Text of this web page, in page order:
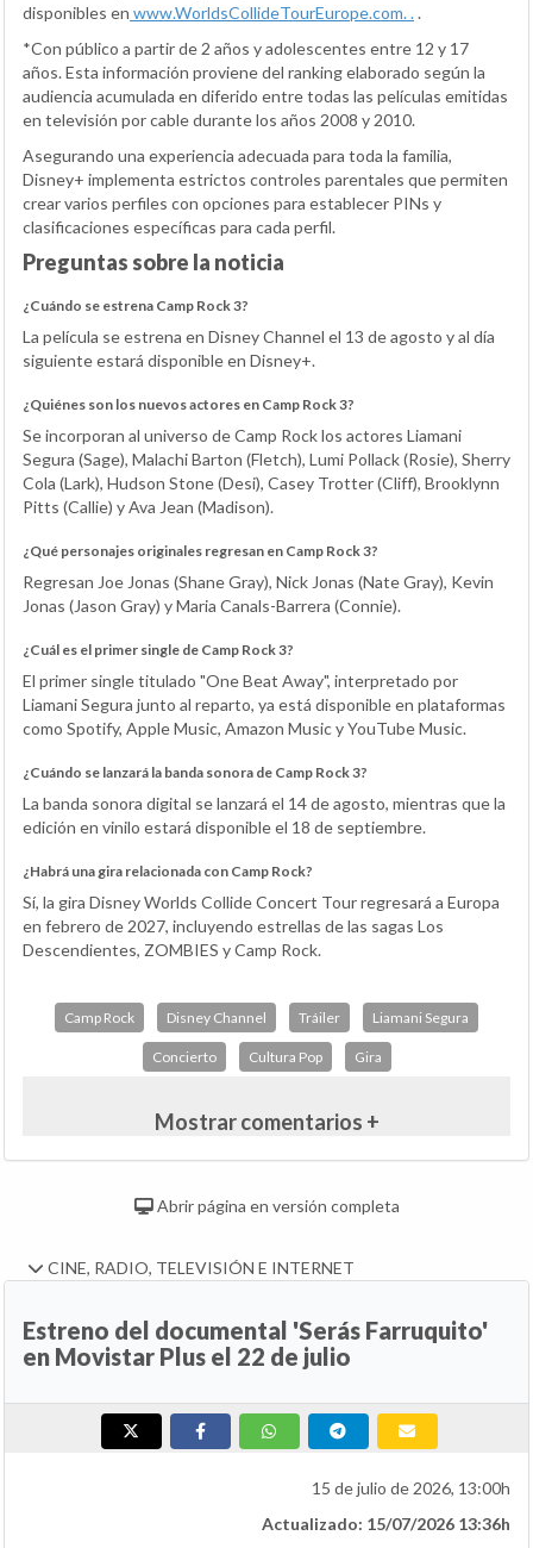
disponibles en www.WorldsCollideTourEurope.com...
*Con público a partir de 2 años y adolescentes entre 12 y 17
años. Esta información proviene del ranking elaborado según la
audiencia acumulada en diferido entre todas las películas emitidas
en televisión por cable durante los años 2008 y 2010.
Asegurando una experiencia adecuada para toda la familia,
Disney+ implementa estrictos controles parentales que permiten
crear varios perfiles con opciones para establecer PINs y
clasificaciones específicas para cada perfil.
Preguntas sobre la noticia
¿Cuándo se estrena Camp Rock 3?
La película se estrena en Disney Channel el 13 de agosto y al día
siguiente estará disponible en Disney+.
¿Quiénes son los nuevos actores en Camp Rock 3?
Se incorporan al universo de Camp Rock los actores Liamani
Segura (Sage), Malachi Barton (Fletch), Lumi Pollack (Rosie), Sherry
Cola (Lark), Hudson Stone (Desi), Casey Trotter (Cliff), Brooklynn
Pitts (Callie) y Ava Jean (Madison).
¿Qué personajes originales regresan en Camp Rock 3?
Regresan Joe Jonas (Shane Gray), Nick Jonas (Nate Gray), Kevin
Jonas (Jason Gray) y Maria Canals-Barrera (Connie).
¿Cuál es el primer single de Camp Rock 3?
El primer single titulado "One Beat Away", interpretado por
Liamani Segura junto al reparto, ya está disponible en plataformas
como Spotify, Apple Music, Amazon Music y YouTube Music.
¿Cuándo se lanzará la banda sonora de Camp Rock 3?
La banda sonora digital se lanzará el 14 de agosto, mientras que la
edición en vinilo estará disponible el 18 de septiembre.
¿Habrá una gira relacionada con Camp Rock?
Sí, la gira Disney Worlds Collide Concert Tour regresará a Europa
en febrero de 2027, incluyendo estrellas de las sagas Los
Descendientes, ZOMBIES y Camp Rock.
Camp Rock Disney Channel Tráiler Liamani Segura
Concierto Cultura Pop Gira
Mostrar comentarios +
Abrir página en versión completa
CINE, RADIO, TELEVISIÓN E INTERNET
Estreno del documental 'Serás Farruquito'
en Movistar Plus el 22 de julio
15 de julio de 2026, 13:00h
Actualizado: 15/07/2026 13:36h